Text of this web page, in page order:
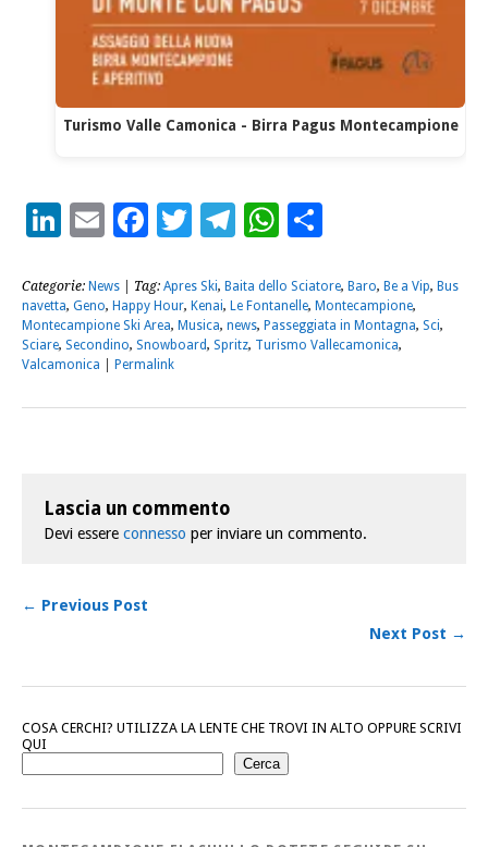
Turismo Valle Camonica - Birra Pagus Montecampione
LinkedIn
EmailFacebook
Twitter
Telegram
WhatsApp
Categorie: News | Tag: Apres Ski, Baita dello Sciatore, Baro, Be a Vip, Bus
navetta, Geno, Happy Hour, Kenai, Le Fontanelle, Montecampione,
Montecampione Ski Area, Musica, news, Passeggiata in Montagna, Sci,
Sciare, Secondino, Snowboard, Spritz, Turismo Vallecamonica,
Valcamonica
Permalink
Lascia un commento
Devi essere connesso per inviare un commento.
← Previous Post
Next Post →
COSA CERCHI? UTILIZZA LA LENTE CHE TROVI IN ALTO OPPURE SCRIVI
QUI
Cerca